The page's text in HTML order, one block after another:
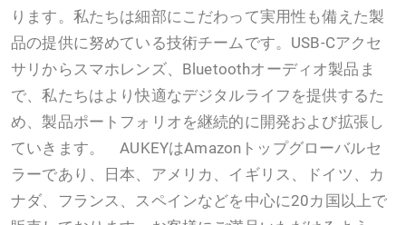
ります。私たちは細部にこだわって実用性も備えた製
品の提供に努めている技術チームです。USB-Cアクセ
サリからスマホレンズ、Bluetoothオーディオ製品ま
で、私たちはより快適なデジタルライフを提供するた
め、製品ポートフォリオを継続的に開発および拡張し
ていきます。 AUKEYはAmazonトップグローバルセ
ラーであり、日本、アメリカ、イギリス、ドイツ、カ
ナダ、フランス、スペインなどを中心に20カ国以上で